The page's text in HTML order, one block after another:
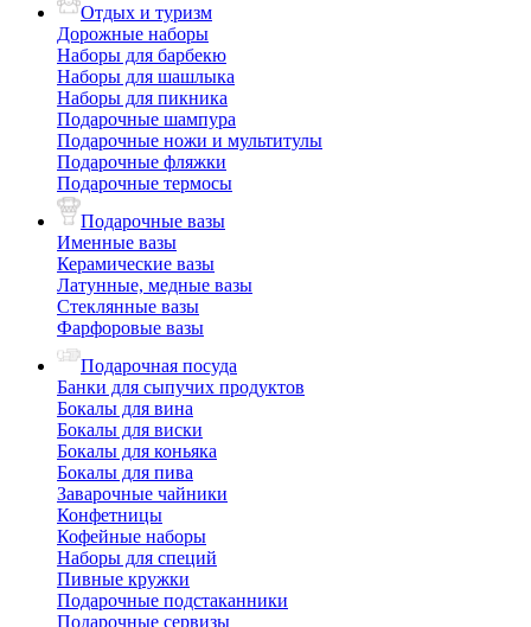
Отдых и туризм
Дорожные наборы
Наборы для барбекю
Наборы для шашлыка
Наборы для пикника
Подарочные шампура
Подарочные ножи и мультитулы
Подарочные фляжки
Подарочные термосы
Подарочные вазы
Именные вазы
Керамические вазы
Латунные, медные вазы
Стеклянные вазы
Фарфоровые вазы
Подарочная посуда
Банки для сыпучих продуктов
Бокалы для вина
Бокалы для виски
Бокалы для коньяка
Бокалы для пива
Заварочные чайники
Конфетницы
Кофейные наборы
Наборы для специй
Пивные кружки
Подарочные подстаканники
Подарочные сервизы